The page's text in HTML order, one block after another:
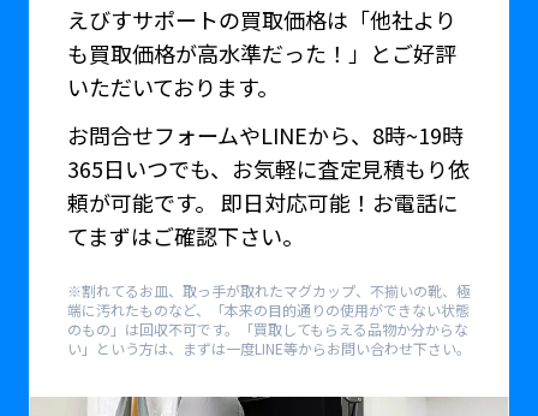
えびすサポートの買取価格は「他社より
も買取価格が高水準だった！」とご好評
いただいております。
お問合せフォームやLINEから、8時~19時
365日いつでも、お気軽に査定見積もり依
頼が可能です。 即日対応可能！お電話に
てまずはご確認下さい。
※割れてるお皿、取っ手が取れたマグカップ、不揃いの靴、極
端に汚れたものなど、「本来の目的通りの使用ができない状態
のもの」は回収不可です。「買取してもらえる品物か分からな
い」という方は、まずは一度LINE等からお問い合わせ下さい。